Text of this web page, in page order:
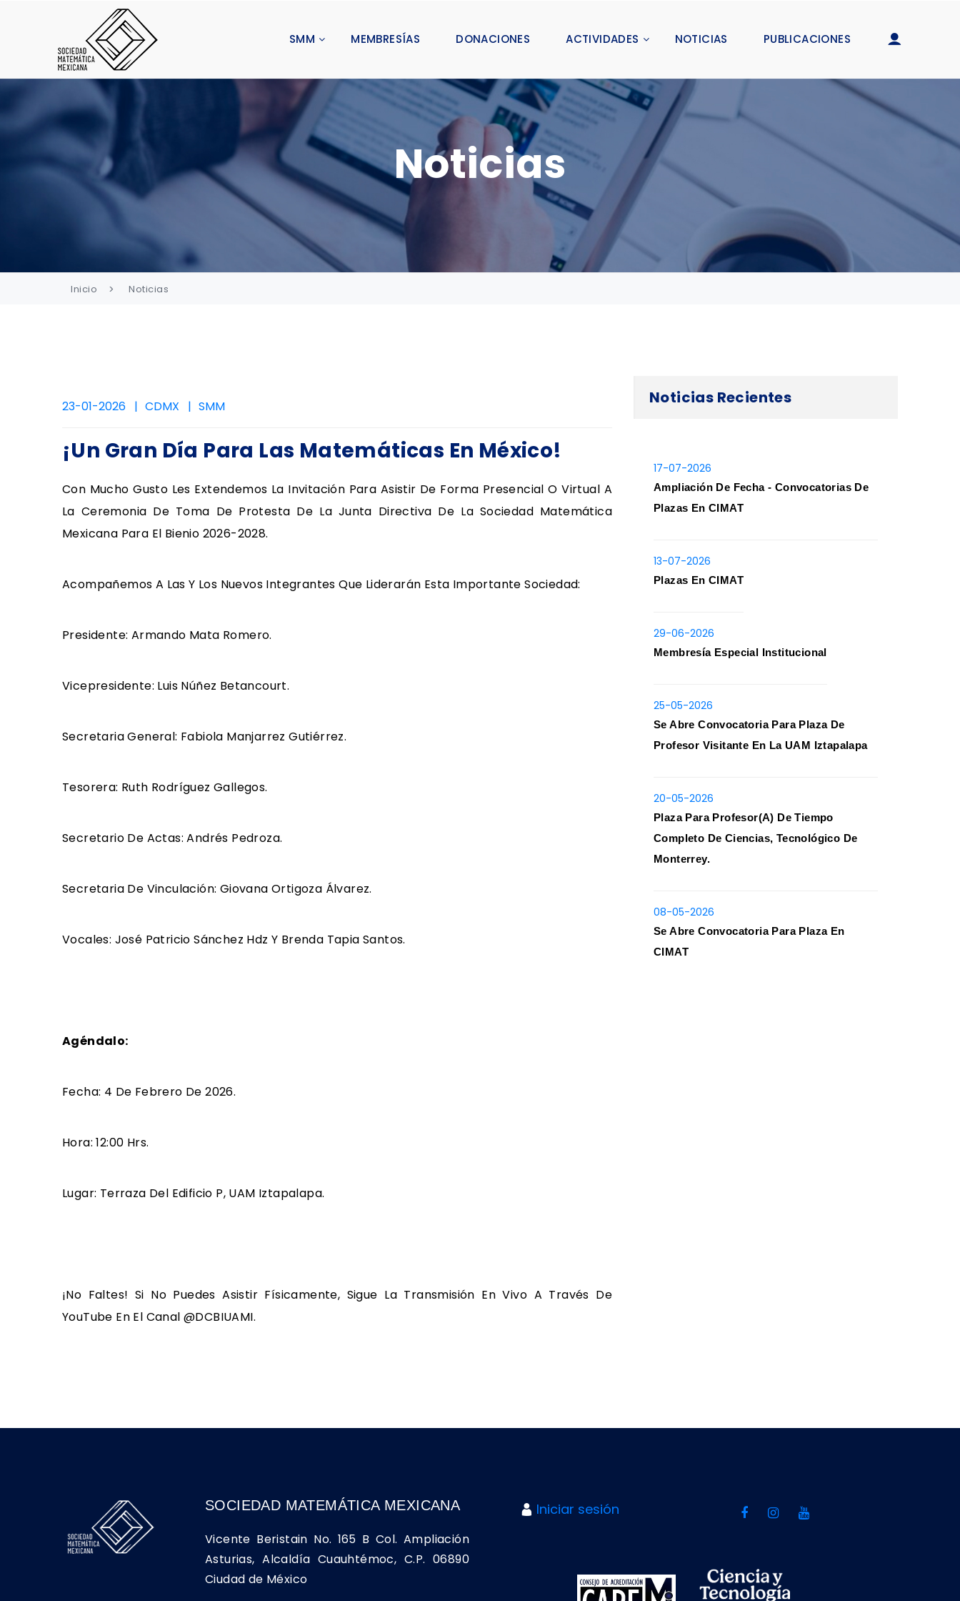
SMM MEMBRESÍAS DONACIONES ACTIVIDADES NOTICIAS PUBLICACIONES
Noticias
Inicio Noticias
23-01-2026 CDMX SMM
¡Un Gran Día Para Las Matemáticas En México!
Con Mucho Gusto Les Extendemos La Invitación Para Asistir De Forma Presencial O Virtual A
La Ceremonia De Toma De Protesta De La Junta Directiva De La Sociedad Matemática
Mexicana Para El Bienio 2026-2028.
Acompañemos A Las Y Los Nuevos Integrantes Que Liderarán Esta Importante Sociedad:
Presidente: Armando Mata Romero.
Vicepresidente: Luis Núñez Betancourt.
Secretaria General: Fabiola Manjarrez Gutiérrez.
Tesorera: Ruth Rodríguez Gallegos.
Secretario De Actas: Andrés Pedroza.
Secretaria De Vinculación: Giovana Ortigoza Álvarez.
Vocales: José Patricio Sánchez Hdz Y Brenda Tapia Santos.
Agéndalo:
Fecha: 4 De Febrero De 2026.
Hora: 12:00 Hrs.
Lugar: Terraza Del Edificio P, UAM Iztapalapa.
¡No Faltes! Si No Puedes Asistir Físicamente, Sigue La Transmisión En Vivo A Través De
YouTube En El Canal @DCBIUAMI.
Noticias Recientes
17-07-2026
Ampliación De Fecha - Convocatorias De
Plazas En CIMAT
13-07-2026
Plazas En CIMAT
29-06-2026
Membresía Especial Institucional
25-05-2026
Se Abre Convocatoria Para Plaza De
Profesor Visitante En La UAM Iztapalapa
20-05-2026
Plaza Para Profesor(a) De Tiempo
Completo De Ciencias, Tecnológico De
Monterrey.
08-05-2026
Se Abre Convocatoria Para Plaza En
CIMAT
SOCIEDAD MATEMÁTICA MEXICANA
Vicente Beristain No. 165 B Col. Ampliación
Asturias, Alcaldía Cuauhtémoc, C.P. 06890
Ciudad de México
Iniciar sesión